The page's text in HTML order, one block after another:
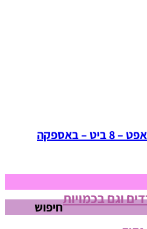
משקפי שמש מיינקראפט – 8 ביט – באספקה
וגם בכמויות
חיפוש